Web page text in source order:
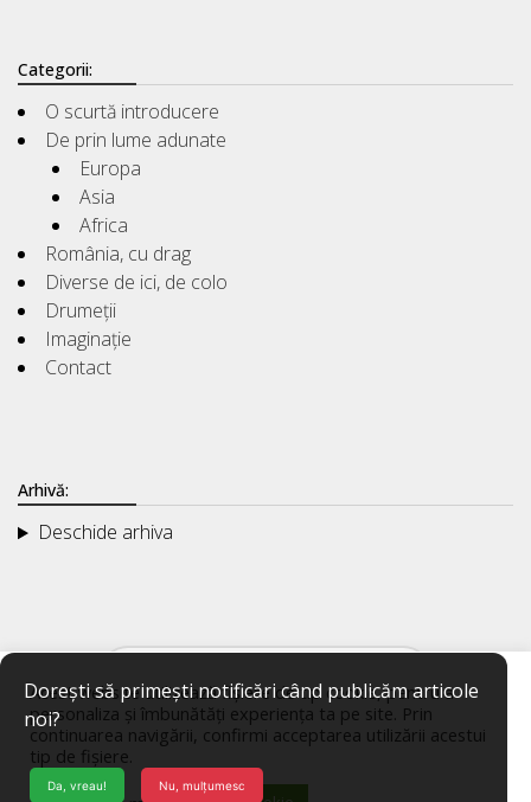
Categorii:
O scurtă introducere
De prin lume adunate
Europa
Asia
Africa
România, cu drag
Diverse de ici, de colo
Drumeții
Imaginație
Contact
Arhivă:
Deschide arhiva
Dorești să primești notificări când publicăm articole
noi?
Da, vreau! Nu, mulțumesc
Acest website utilizează fișiere de tip cookie, pentru a
personaliza și îmbunătăți experiența ta pe site. Prin
continuarea navigării, confirmi acceptarea utilizării acestui
tip de fișiere.